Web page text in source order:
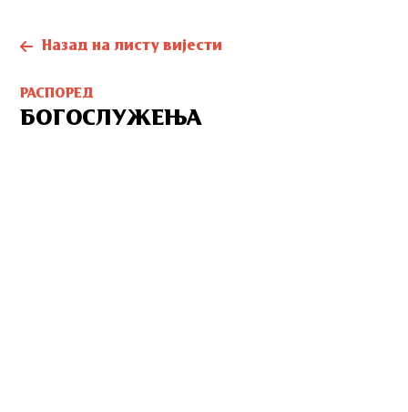
Назад на листу вијести
РАСПОРЕД
БОГОСЛУЖЕЊА